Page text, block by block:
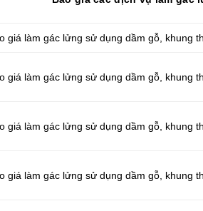
giá làm gác lửng sử dụng dầm gỗ, khung
giá làm gác lửng sử dụng dầm gỗ, khung
giá làm gác lửng sử dụng dầm gỗ, khung
giá làm gác lửng sử dụng dầm gỗ, khung